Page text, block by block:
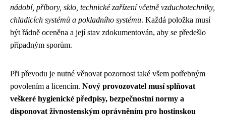
nádobí, příbory, sklo, technické zařízení včetně vzduchotechniky,
chladicích systémů a pokladního systému. Každá položka musí
být řádně oceněna a její stav zdokumentován, aby se předešlo
případným sporům.
Při převodu je nutné věnovat pozornost také všem potřebným
povolením a licencím. Nový provozovatel musí splňovat
veškeré hygienické předpisy, bezpečnostní normy a
disponovat živnostenským oprávněním pro hostinskou